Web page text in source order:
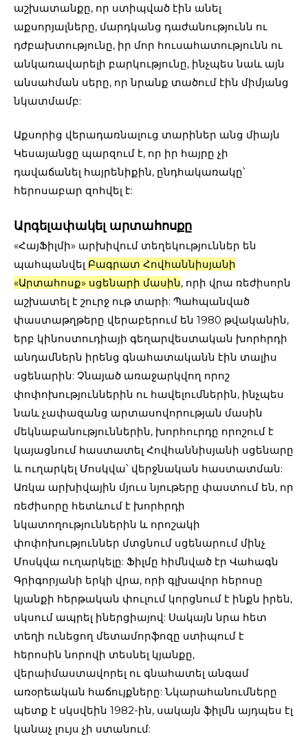
աշխատանքը, որ ստիպված էին անել
աքսորյալները, մարդկանց դաժանությունն ու
դժբախտությունը, իր մոր հուսահատությունն ու
անկառավարելի բարկությունը, ինչպես նաև այն
անսահման սերը, որ նրանք տածում էին միմյանց
նկատմամբ:
Աքսորից վերադառնալուց տարիներ անց միայն
Կեսայանցը պարզում է, որ իր հայրը չի
դավաճանել հայրենիքին, ընդհակառակը՝
հերոսաբար զոհվել է:
Արգելափակել արտահոսքը
«ՀայՖիլմի» արխիվում տեղեկություններ են
պահպանվել Բագրատ Հովհաննիսյանի
«Արտահոսք» սցենարի մասին, որի վրա ռեժիսորն
աշխատել է շուրջ ութ տարի: Պահպանված
փաստաթղթերը վերաբերում են 1980 թվականին,
երբ կինոստուդիայի գեղարվեստական խորհրդի
անդամներն իրենց գնահատականն էին տալիս
սցենարին: Չնայած առաջարկվող որոշ
փոփոխություններին ու հավելումներին, ինչպես
նաև չափազանց արտասովորության մասին
մեկնաբանություններին, խորհուրդը որոշում է
կայացնում հաստատել Հովհաննիսյանի սցենարը
և ուղարկել Մոսկվա՝ վերջնական հաստատման:
Առկա արխիվային մյուս նյութերը փաստում են, որ
ռեժիսորը հետևում է խորհրդի
նկատողություններին և որոշակի
փոփոխություններ մտցնում սցենարում մինչ
Մոսկվա ուղարկելը: Ֆիլմը հիմնված էր Վահագն
Գրիգորյանի երկի վրա, որի գլխավոր հերոսը
կյանքի հերթական փուլում կորցնում է ինքն իրեն,
սկսում ապրել իներցիայով: Սակայն նրա հետ
տեղի ունեցող մետամորֆոզը ստիպում է
հերոսին նորովի տեսնել կյանքը,
վերաիմաստավորել ու գնահատել անգամ
առօրեական հաճույքները: Նկարահանումները
պետք է սկսվեին 1982-ին, սակայն ֆիլմն այդպես էլ
կանաչ լույս չի ստանում: